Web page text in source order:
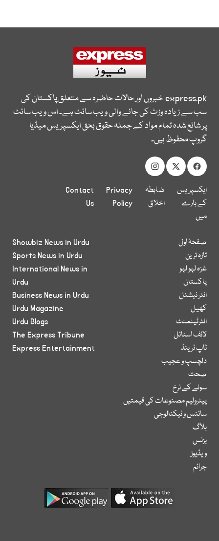
express.pkخبروں اور حالات حاضرہ سے متعلق پاکستان کی
سب سے زیادہ وزٹ کی جانے والی ویب سائٹ ہے۔ اس ویب سائٹ
پر شائع شدہ تمام مواد کے جملہ حقوق بحق ایکسپریس میڈیا
گروپ محفوظ ہیں۔
ایکسپریس
کے بارے
میں
ضابطہ
اخلاق
Privacy
Policy
Contact
Us
صفحۂ اول
تازہ ترین
غزہ لہو لہو
پاکستان
انٹر نیشنل
کھیل
انٹرٹینمنٹ
لائف اسٹائل
ٹاپ ٹرینڈ
دلچسپ و عجیب
صحت
سونے کے نرخ
پیٹرولیم مصنوعات کی قیمتیں
سائنس و ٹیکنالوجی
بلاگ
بزنس
ویڈیوز
جرائم
Showbiz News in Urdu
Sports News in Urdu
International News in
Urdu
Business News in Urdu
Urdu Magazine
Urdu Blogs
The Express Tribune
Express Entertainment